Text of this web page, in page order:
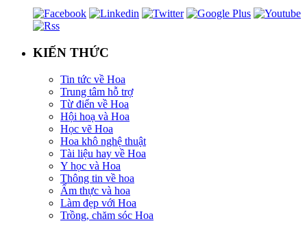
KIẾN THỨC
Tin tức về Hoa
Trung tâm hỗ trợ
Từ điển về Hoa
Hội hoạ và Hoa
Học vẽ Hoa
Hoa khô nghệ thuật
Tài liệu hay về Hoa
Y học và Hoa
Thông tin về hoa
Ẩm thực và hoa
Làm đẹp với Hoa
Trồng, chăm sóc Hoa